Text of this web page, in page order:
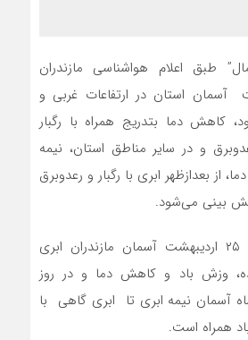
طبق اعلام هواشناسی مازندران
اردیبهشت آسمان استان در ارتفاعات غربی و
کاهش دما بتدریج همراه با رگبار
و در سایر مناطق استان، نیمه
از بعدازظهر ابری با رگبار و رعدوبرق
بینی می‌شود.
اما در روز سه شنبه ۲۵ اردیبهشت آسمان مازندران ابری
وزش باد و کاهش دما و در روز
همین ماه آسمان نیمه ابری تا ابری گاهی با
همراه است.